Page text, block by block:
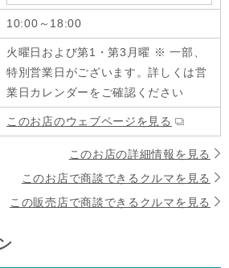
10:00～18:00
火曜日および第1・第3月曜 ※ 一部、
特別営業日がございます。詳しくは営
業日カレンダーをご確認ください
このお店のウェブページを見る
このお店の詳細情報を見る
このお店で商談できるクルマを見る
この販売店で商談できるクルマを見る